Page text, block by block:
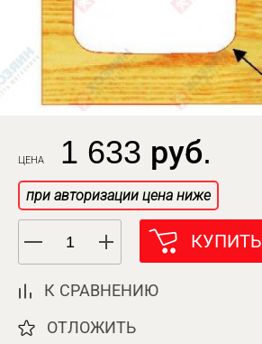
ЦЕНА 1 633 руб.
при авторизации цена ниже
КУПИТЬ
К СРАВНЕНИЮ
ОТЛОЖИТЬ